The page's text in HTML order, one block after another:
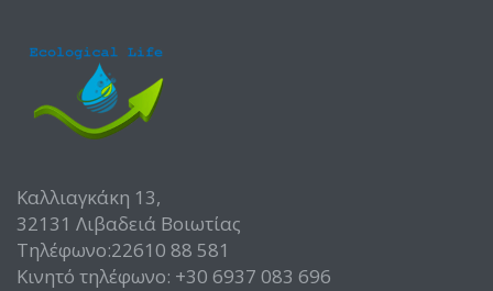
Καλλιαγκάκη 13,
32131 Λιβαδειά Βοιωτίας
Τηλέφωνο:22610 88 581
Κινητό τηλέφωνο: +30 6937 083 696